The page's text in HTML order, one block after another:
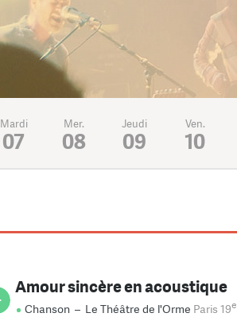
Mardi
07
Mer.
08
Jeudi
09
Ven.
10
Amour sincère en acoustique
Chanson – Le Théâtre de l'Orme Paris 19e